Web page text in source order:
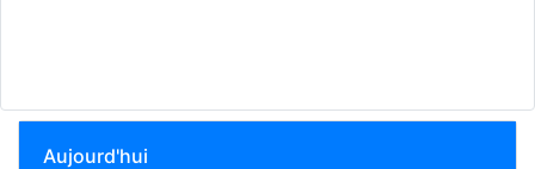
Aujourd'hui